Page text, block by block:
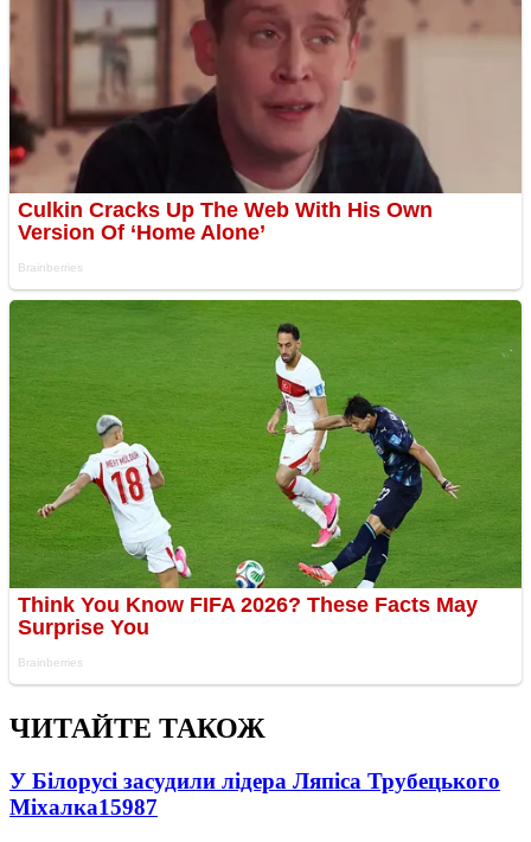
ЧИТАЙТЕ ТАКОЖ
У Білорусі засудили лідера Ляпіса Трубецького
Міхалка15987